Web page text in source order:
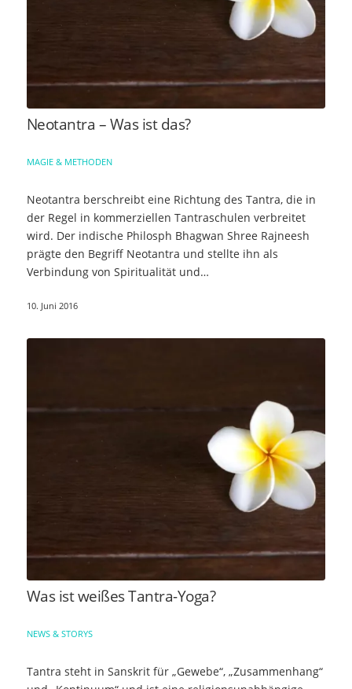
Neotantra – Was ist das?
MAGIE & METHODEN
Neotantra berschreibt eine Richtung des Tantra, die in
der Regel in kommerziellen Tantraschulen verbreitet
wird. Der indische Philosph Bhagwan Shree Rajneesh
prägte den Begriff Neotantra und stellte ihn als
Verbindung von Spiritualität und…
10. Juni 2016
Was ist weißes Tantra-Yoga?
NEWS & STORYS
Tantra steht in Sanskrit für „Gewebe“, „Zusammenhang“